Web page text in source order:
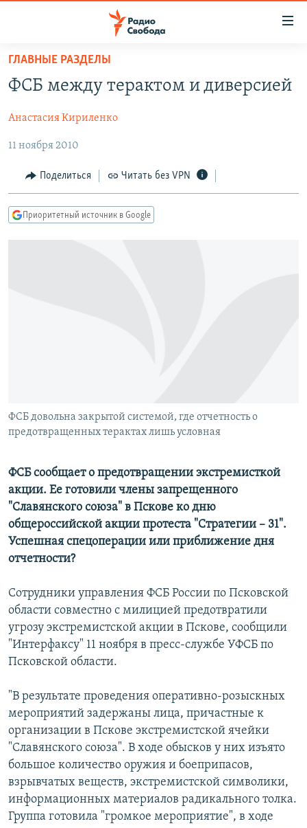
упрощенного
доступа
содержанию
Вернутся
главной
навигации
Вернутся
АВТОРСКИЕ ПРОЕКТЫ
ЦИТАТЫ СВОБОДЫ
МНЕНИЯ
КУЛЬТУРА
IDEL.РЕАЛИИ
Все сайты РСЕ/РС
ГЛАВНЫЕ РАЗДЕЛЫ
ФСБ между терактом и диверсией
Анастасия Кириленко
11 ноября 2010
Поделиться Читать без VPN
Приоритетный источник в Google
ФСБ довольна закрытой системой, где отчетность о
предотвращенных терактах лишь условная
ФСБ сообщает о предотвращении экстремисткой
акции. Ее готовили члены запрещенного
"Славянского союза" в Пскове ко дню
общероссийской акции протеста "Стратегии – 31".
Успешная спецоперации или приближение дня
отчетности?
Сотрудники управления ФСБ России по Псковской
области совместно с милицией предотвратили
угрозу экстремистской акции в Пскове, сообщили
"Интерфаксу" 11 ноября в пресс-службе УФСБ по
Псковской области.
"В результате проведения оперативно-розыскных
мероприятий задержаны лица, причастные к
организации в Пскове экстремистской ячейки
"Славянского союза". В ходе обысков у них изъято
большое количество оружия и боеприпасов,
взрывчатых веществ, экстремистской символики,
информационных материалов радикального толка.
Группа готовила "громкое мероприятие", в ходе